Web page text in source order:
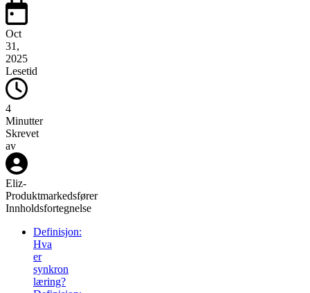
Oct
31,
2025
Lesetid
4
Minutter
Skrevet
av
Eliz-
Produktmarkedsfører
Innholdsfortegnelse
Definisjon:
Hva
er
synkron
læring?